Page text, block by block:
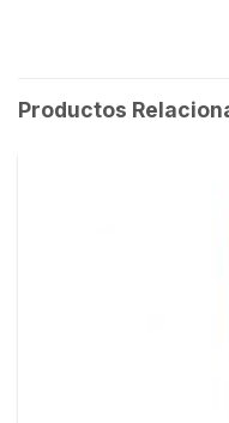
Productos